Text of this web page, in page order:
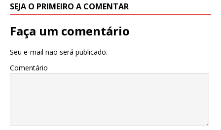
SEJA O PRIMEIRO A COMENTAR
Faça um comentário
Seu e-mail não será publicado.
Comentário